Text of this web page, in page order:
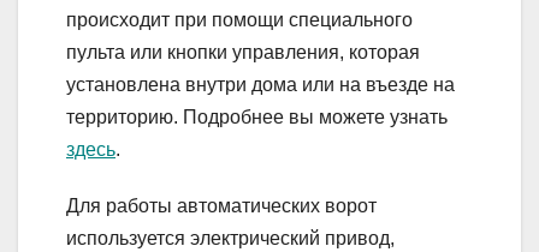
происходит при помощи специального
пульта или кнопки управления, которая
установлена внутри дома или на въезде на
территорию. Подробнее вы можете узнать
здесь.
Для работы автоматических ворот
используется электрический привод,